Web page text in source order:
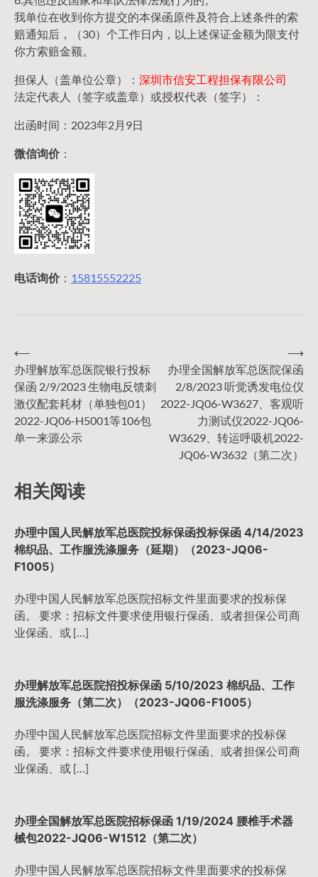
我单位在收到你方提交的本保函原件及符合上述条件的索
赔通知后，（30）个工作日内，以上述保证金额为限支付
你方索赔金额。
担保人（盖单位公章）： 深圳市信安工程担保有限公司
法定代表人（签字或盖章）或授权代表（签字）：
出函时间：2023年2月9日
微信询价：
电话询价： 15815552225
文
章
导
航
⟵
办理解放军总医院银行投标
保函 2/9/2023 生物电反馈刺
激仪配套耗材（单独包01）
2022-JQ06-H5001等106包
单一来源公示
办理全国解放军总医院保函
2/8/2023 听觉诱发电位仪
2022-JQ06-W3627、客观听
力测试仪2022-JQ06-
W3629、转运呼吸机2022-
JQ06-W3632（第二次）
⟶
相关阅读
办理中国人民解放军总医院投标保函投标保函 4/14/2023
棉织品、工作服洗涤服务（延期）（2023-JQ06-
F1005）
办理中国人民解放军总医院招标文件里面要求的投标保
函。 要求：招标文件要求使用银行保函、或者担保公司商
业保函、或 […]
办理解放军总医院招投标保函 5/10/2023 棉织品、工作
服洗涤服务（第二次）（2023-JQ06-F1005）
办理中国人民解放军总医院招标文件里面要求的投标保
函。 要求：招标文件要求使用银行保函、或者担保公司商
业保函、或 […]
办理全国解放军总医院招标保函 1/19/2024 腰椎手术器
械包2022-JQ06-W1512（第二次）
办理中国人民解放军总医院招标文件里面要求的投标保